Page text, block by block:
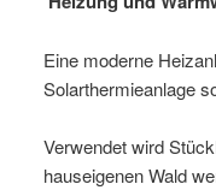
Eine moderne
Solarthermieanlage
Verwendet wird
hauseigenen Wald